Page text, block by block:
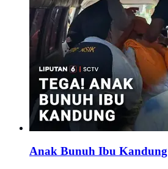
Anak Bunuh Ibu Kandung